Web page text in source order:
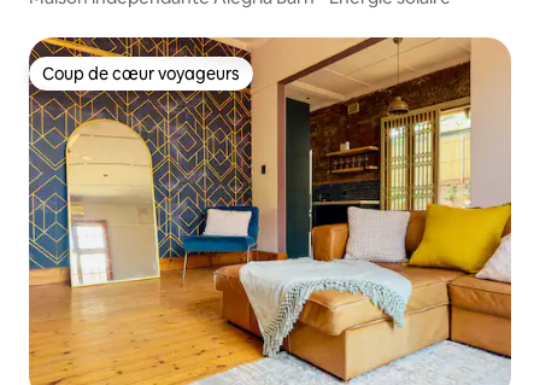
Coup de cœur voyageurs
Coup de cœur voyageurs